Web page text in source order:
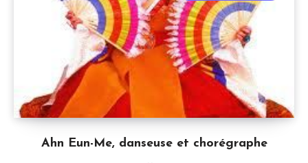
Ahn Eun-Me, danseuse et chorégraphe